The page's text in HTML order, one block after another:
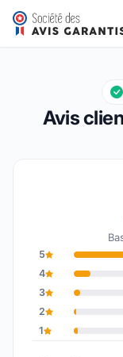
Cycles et Sports
Note globale : 9,5
9,5/10
Avis
5
4
3
2
1